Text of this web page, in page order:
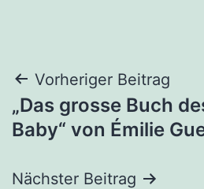
Vorheriger Beitrag
„Das grosse Buch
Baby“ von Émilie
Nächster Beitrag